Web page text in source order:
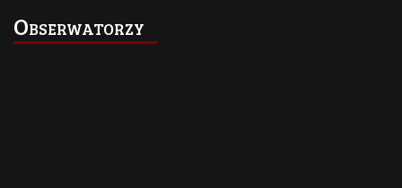
Obserwatorzy